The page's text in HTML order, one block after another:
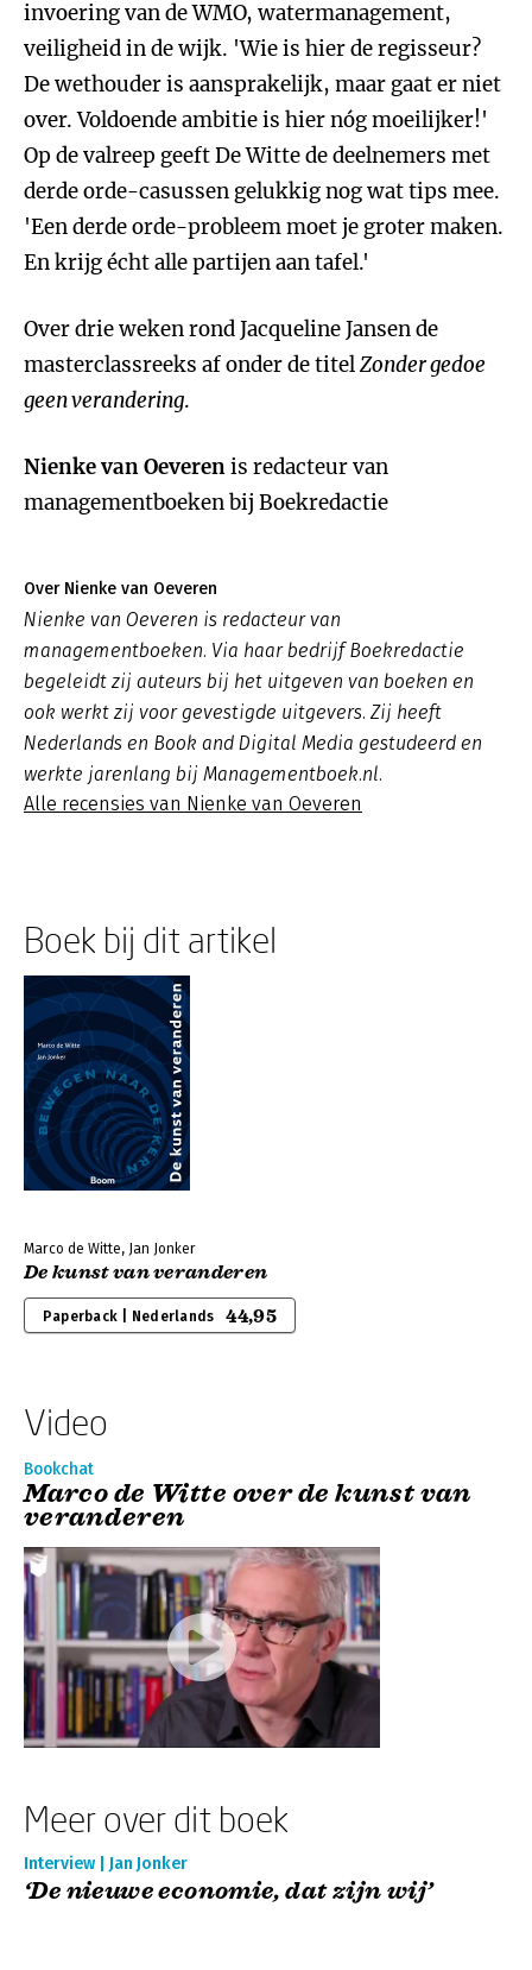
invoering van de WMO, watermanagement,
veiligheid in de wijk. 'Wie is hier de regisseur?
De wethouder is aansprakelijk, maar gaat er niet
over. Voldoende ambitie is hier nóg moeilijker!'
Op de valreep geeft De Witte de deelnemers met
derde orde-casussen gelukkig nog wat tips mee.
'Een derde orde-probleem moet je groter maken.
En krijg écht alle partijen aan tafel.'
Over drie weken rond Jacqueline Jansen de
masterclassreeks af onder de titelZonder gedoe
geen verandering.
Nienke van Oeverenis redacteur van
managementboeken bij Boekredactie
Over Nienke van Oeveren
Nienke van Oeveren is redacteur van
managementboeken. Via haar bedrijf Boekredactie
begeleidt zij auteurs bij het uitgeven van boeken en
ook werkt zij voor gevestigde uitgevers. Zij heeft
Nederlands en Book and Digital Media gestudeerd en
werkte jarenlang bij Managementboek.nl.
Alle recensies van Nienke van Oeveren
Boek bij dit artikel
Marco de Witte, Jan Jonker
De kunst van veranderen
Paperback | Nederlands 44,95
Video
Bookchat
Marco de Witte over de kunst van
veranderen
Meer over dit boek
Interview | Jan Jonker
‘De nieuwe economie, dat zijn wij’